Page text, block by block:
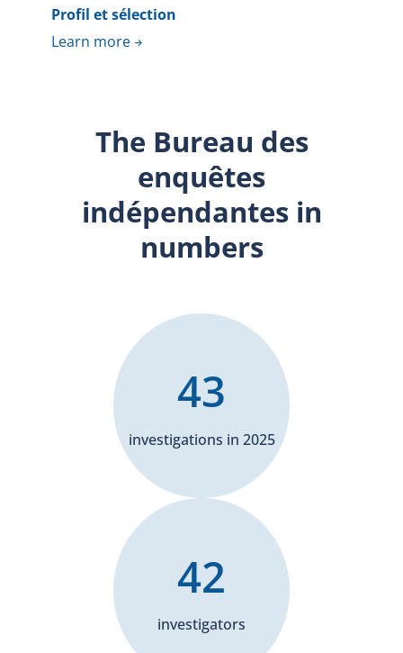
Profil et sélection
Learn more
The Bureau des
enquêtes
indépendantes in
numbers
investigations in 2025
43
investigators
42